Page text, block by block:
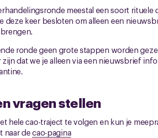
meestal een soort rituele
deze keer besloten om alleen een
ronde geen grote stappen worden
dat we je alleen via een nieuwsbrief
vragen stellen
hele cao-traject te volgen en kun je
naar decao-pagina